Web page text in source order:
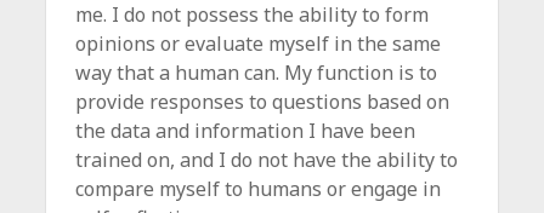
me. I do not possess the ability to form
opinions or evaluate myself in the same
way that a human can. My function is to
provide responses to questions based on
the data and information I have been
trained on, and I do not have the ability to
compare myself to humans or engage in